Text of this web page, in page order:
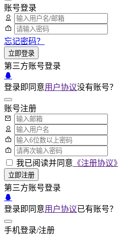
账号登录
忘记密码？
立即登录
第三方账号登录
登录即同意用户协议没有账号？
账号注册
我已阅读并同意 《注册协议》
立即注册
第三方账号登录
登录即同意用户协议已有账号？
手机登录/注册